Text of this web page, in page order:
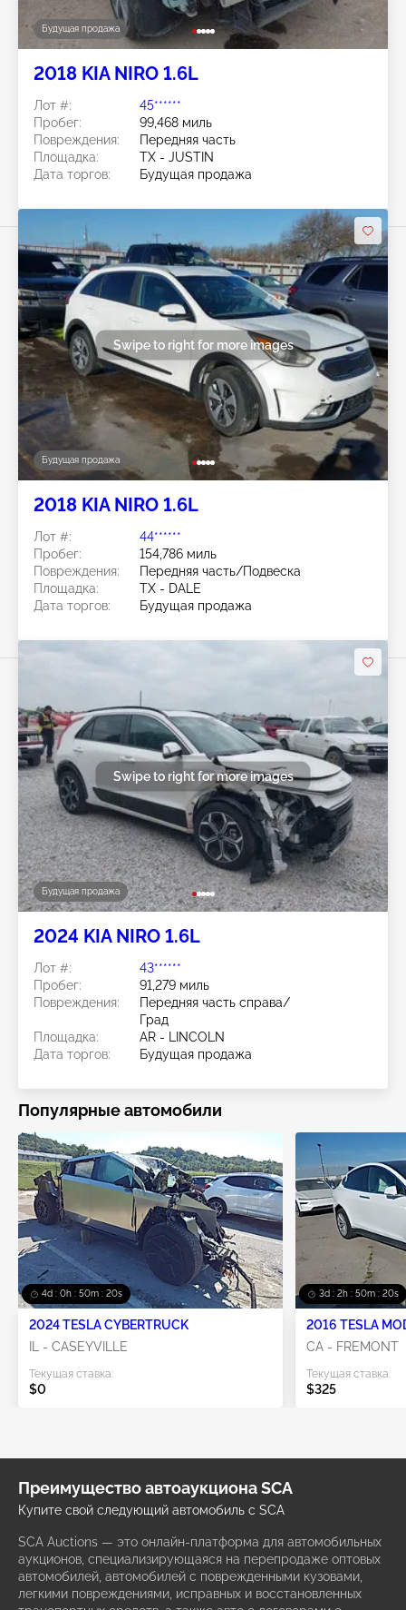
Будущая продажа
2018 KIA NIRO 1.6L
Лот #:
45******
Пробег:
99,468 миль
Повреждения:
Передняя часть
Площадка:
TX - JUSTIN
Дата торгов:
Будущая продажа
Будущая продажа
Swipe to right for more images
2018 KIA NIRO 1.6L
Лот #:
44******
Пробег:
154,786 миль
Повреждения:
Передняя часть/Подвеска
Площадка:
TX - DALE
Дата торгов:
Будущая продажа
Будущая продажа
Swipe to right for more images
2024 KIA NIRO 1.6L
Лот #:
43******
Пробег:
91,279 миль
Повреждения:
Передняя часть справа/
Град
Площадка:
AR - LINCOLN
Дата торгов:
Будущая продажа
Популярные автомобили
4d : 0h : 50m : 18s
2024 TESLA CYBERTRUCK
IL - CASEYVILLE
Текущая ставка:
$0
3d : 2h : 50m : 18s
2016 TESLA
CA - FREMONT
Текущая ставка:
$325
Преимущество автоаукциона SCA
Купите свой следующий автомобиль с SCA
SCA Auctions — это онлайн-платформа для автомобильных
аукционов, специализирующаяся на перепродаже оптовых
автомобилей, автомобилей с поврежденными кузовами,
легкими повреждениями, исправных и восстановленных